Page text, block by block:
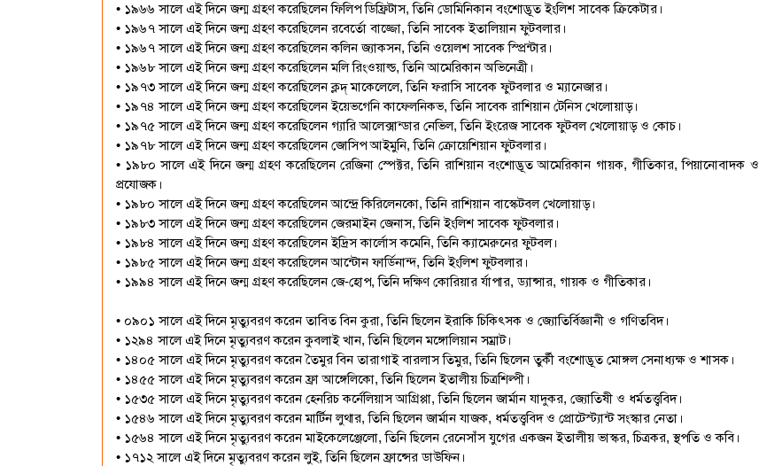
• ১৯৬৬ সালে এই দিনে জন্ম গ্রহণ করেছিলেন ফিলিপ ডিফ্রিটাস, তিনি ডোমিনিকান বংশোদ্ভূত ইংলিশ সাবেক ক্রিকেটার।
• ১৯৬৭ সালে এই দিনে জন্ম গ্রহণ করেছিলেন রবের্তো বাজ্জো, তিনি সাবেক ইতালিয়ান ফুটবলার।
• ১৯৬৭ সালে এই দিনে জন্ম গ্রহণ করেছিলেন কলিন জ্যাকসন, তিনি ওয়েলশ সাবেক স্প্রিন্টার।
• ১৯৬৮ সালে এই দিনে জন্ম গ্রহণ করেছিলেন মলি রিংওয়াল্ড, তিনি আমেরিকান অভিনেত্রী।
• ১৯৭৩ সালে এই দিনে জন্ম গ্রহণ করেছিলেন ক্লদ্ মাকেলেলে, তিনি ফরাসি সাবেক ফুটবলার ও ম্যানেজার।
• ১৯৭৪ সালে এই দিনে জন্ম গ্রহণ করেছিলেন ইয়েভগেনি কাফেলনিকভ, তিনি সাবেক রাশিয়ান টেনিস খেলোয়াড়।
• ১৯৭৫ সালে এই দিনে জন্ম গ্রহণ করেছিলেন গ্যারি আলেক্সান্ডার নেভিল, তিনি ইংরেজ সাবেক ফুটবল খেলোয়াড় ও কোচ।
• ১৯৭৮ সালে এই দিনে জন্ম গ্রহণ করেছিলেন জোসিপ আইমুনি, তিনি ক্রোয়েশিয়ান ফুটবলার।
• ১৯৮০ সালে এই দিনে জন্ম গ্রহণ করেছিলেন রেজিনা স্পেক্টর, তিনি রাশিয়ান বংশোদ্ভূত আমেরিকান গায়ক, গীতিকার, পিয়ানোবাদক ও
প্রযোজক।
• ১৯৮০ সালে এই দিনে জন্ম গ্রহণ করেছিলেন আন্দ্রে কিরিলেনকো, তিনি রাশিয়ান বাস্কেটবল খেলোয়াড়।
• ১৯৮৩ সালে এই দিনে জন্ম গ্রহণ করেছিলেন জেরমাইন জেনাস, তিনি ইংলিশ সাবেক ফুটবলার।
• ১৯৮৪ সালে এই দিনে জন্ম গ্রহণ করেছিলেন ইদ্রিস কার্লোস কমেনি, তিনি ক্যামেরুনের ফুটবল।
• ১৯৮৫ সালে এই দিনে জন্ম গ্রহণ করেছিলেন আন্টোন ফার্ডিনান্দ, তিনি ইংলিশ ফুটবলার।
• ১৯৯৪ সালে এই দিনে জন্ম গ্রহণ করেছিলেন জে-হোপ, তিনি দক্ষিণ কোরিয়ার র্যাপার, ড্যান্সার, গায়ক ও গীতিকার।
• ০৯০১ সালে এই দিনে মৃত্যুবরণ করেন তাবিত বিন কুরা, তিনি ছিলেন ইরাকি চিকিৎসক ও জ্যোতির্বিজ্ঞানী ও গণিতবিদ।
• ১২৯৪ সালে এই দিনে মৃত্যুবরণ করেন কুবলাই খান, তিনি ছিলেন মঙ্গোলিয়ান সম্রাট।
• ১৪০৫ সালে এই দিনে মৃত্যুবরণ করেন তৈমুর বিন তারাগাই বারলাস তিমুর, তিনি ছিলেন তুর্কী বংশোদ্ভূত মোঙ্গল সেনাধ্যক্ষ ও শাসক।
• ১৪৫৫ সালে এই দিনে মৃত্যুবরণ করেন ফ্রা আঙ্গেলিকো, তিনি ছিলেন ইতালীয় চিত্রশিল্পী।
• ১৫৩৫ সালে এই দিনে মৃত্যুবরণ করেন হেনরিচ কর্নেলিয়াস আগ্রিপ্পা, তিনি ছিলেন জার্মান যাদুকর, জ্যোতিষী ও ধর্মতত্ত্ববিদ।
• ১৫৪৬ সালে এই দিনে মৃত্যুবরণ করেন মার্টিন লুথার, তিনি ছিলেন জার্মান যাজক, ধর্মতত্ত্ববিদ ও প্রোটেস্ট্যান্ট সংস্কার নেতা।
• ১৫৬৪ সালে এই দিনে মৃত্যুবরণ করেন মাইকেলেঞ্জেলো, তিনি ছিলেন রেনেসাঁস যুগের একজন ইতালীয় ভাস্কর, চিত্রকর, স্থপতি ও কবি।
• ১৭১২ সালে এই দিনে মৃত্যুবরণ করেন লুই, তিনি ছিলেন ফ্রান্সের ডাউফিন।